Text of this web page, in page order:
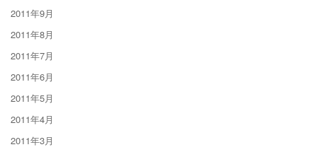
2011年9月
2011年8月
2011年7月
2011年6月
2011年5月
2011年4月
2011年3月